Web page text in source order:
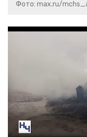
Фото: max.ru/